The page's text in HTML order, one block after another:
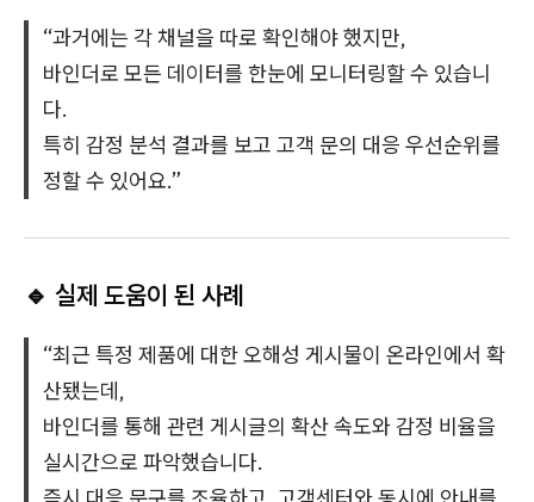
“과거에는 각 채널을 따로 확인해야 했지만,
바인더로 모든 데이터를 한눈에 모니터링할 수 있습니
다.
특히 감정 분석 결과를 보고 고객 문의 대응 우선순위를
정할 수 있어요.”
🔹 실제 도움이 된 사례
“최근 특정 제품에 대한 오해성 게시물이 온라인에서 확
산됐는데,
바인더를 통해 관련 게시글의 확산 속도와 감정 비율을
실시간으로 파악했습니다.